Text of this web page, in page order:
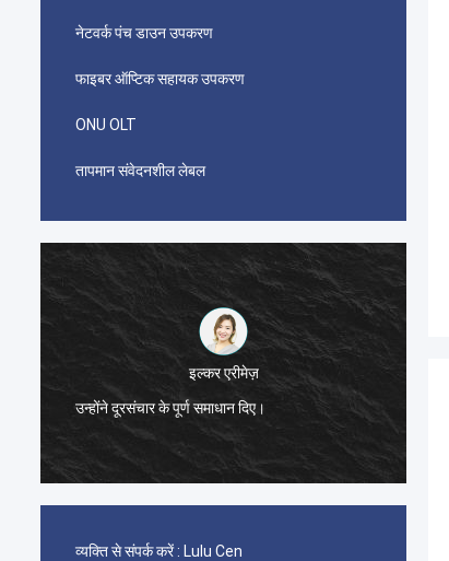
नेटवर्क पंच डाउन उपकरण
फाइबर ऑप्टिक सहायक उपकरण
ONU OLT
तापमान संवेदनशील लेबल
इल्कर एरीमेज़
उन्होंने दूरसंचार के पूर्ण समाधान दिए।
व्यक्ति से संपर्क करें : Lulu Cen